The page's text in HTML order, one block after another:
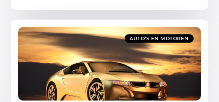
AUTO’S EN MOTOREN